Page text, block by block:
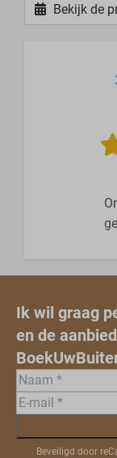
Bekijk de
Ik wil graag
en de
Beveiligd door